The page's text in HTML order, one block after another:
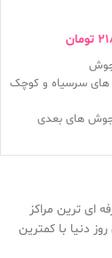
تومان
جوش
های سرسیاه و کوچک
جوش های بعدی
آلودگی های پوست
سلول های
ریز
های حساس و چرب
ای ترین مراکز
دنیا با کمترین